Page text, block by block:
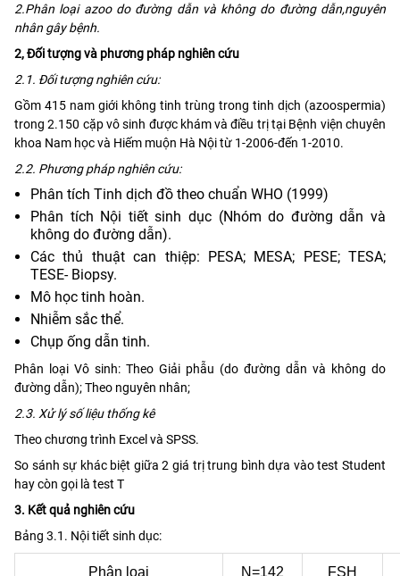
2.Phân loại azoo do đường dẫn và không do đường dẫn,nguyên
nhân gây bệnh.
2, Đối tượng và phương pháp nghiên cứu
2.1. Đối tượng nghiên cứu:
Gồm 415 nam giới không tinh trùng trong tinh dịch (azoospermia)
trong 2.150 cặp vô sinh được khám và điều trị tại Bệnh viện chuyên
khoa Nam học và Hiếm muộn Hà Nội từ 1-2006-đến 1-2010.
2.2. Phương pháp nghiên cứu:
Phân tích Tinh dịch đồ theo chuẩn WHO (1999)
Phân tích Nội tiết sinh dục (Nhóm do đường dẫn và
không do đường dẫn).
Các thủ thuật can thiệp: PESA; MESA; PESE; TESA;
TESE- Biopsy.
Mô học tinh hoàn.
Nhiễm sắc thể.
Chụp ống dẫn tinh.
Phân loại Vô sinh: Theo Giải phẫu (do đường dẫn và không do
đường dẫn); Theo nguyên nhân;
2.3. Xử lý số liệu thống kê
Theo chương trình Excel và SPSS.
So sánh sự khác biệt giữa 2 giá trị trung bình dựa vào test Student
hay còn gọi là test T
3. Kết quả nghiên cứu
Bảng 3.1. Nội tiết sinh dục:
Phân loại N=142 FSH